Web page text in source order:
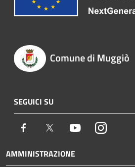
Comune di Muggiò
SEGUICI SU
Facebook Twitter YoutubeInstagram
AMMINISTRAZIONE